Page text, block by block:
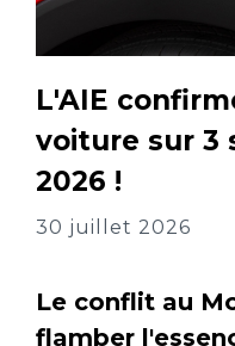
L'AIE
voiture sur 3
2026 !
30 juillet 2026
Le conflit au
flamber